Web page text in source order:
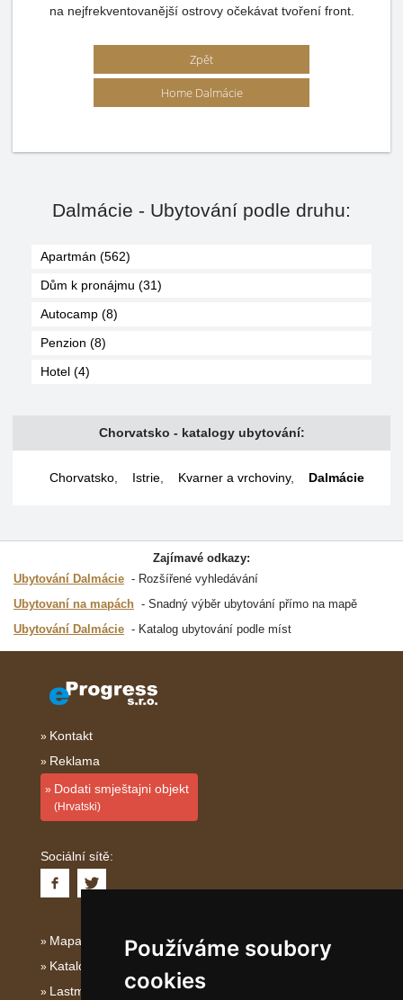
Používáme soubory
cookies
na nejfrekventovanější ostrovy očekávat tvoření front.
Zpět
Home Dalmácie
Dalmácie - Ubytování podle druhu:
Apartmán (562)
Dům k pronájmu (31)
Autocamp (8)
Penzion (8)
Hotel (4)
Chorvatsko - katalogy ubytování:
Chorvatsko Istrie Kvarner a vrchoviny, Dalmácie
Zajímavé odkazy:
Ubytování Dalmácie
Rozšířené vyhledávání
Ubytovaní na mapách
Snadný výběr ubytování přímo na mapě
Ubytování Dalmácie
Katalog ubytování podle míst
Kontakt
Reklama
Dodati smještajni objekt
(Hrvatski)
Sociální sítě:
Mapa serveru Dalmácie
Katalog ubytování Dalmácie
Lastminute Dalmácie